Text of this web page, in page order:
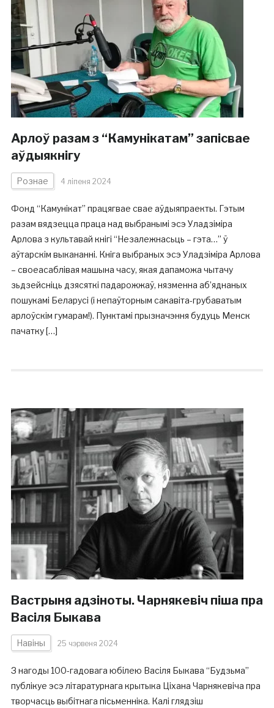
Арлоў разам з “Камунікатам” запісвае
аўдыякнігу
Рознае 4 ліпеня 2024
Фонд “Камунікат” працягвае свае аўдыяпраекты. Гэтым
разам вядзецца праца над выбранымі эсэ Уладзіміра
Арлова з культавай кнігі “Незалежнасьць – гэта…” ў
аўтарскім выкананні. Кніга выбраных эсэ Уладзіміра Арлова
– своеасаблівая машына часу, якая дапаможа чытачу
зьдзейсніць дзясяткі падарожжаў, нязменна аб’яднаных
пошукамі Беларусі (і непаўторным сакавіта-грубаватым
арлоўскім гумарам!). Пунктамі прызначэння будуць Менск
пачатку […]
Вастрыня адзіноты. Чарнякевіч піша пра
Васіля Быкава
Навіны 25 чэрвеня 2024
З нагоды 100-гадовага юбілею Васіля Быкава “Будзьма”
публікуе эсэ літаратурнага крытыка Ціхана Чарнякевіча пра
творчасць выбітнага пісьменніка. Калі глядзіш